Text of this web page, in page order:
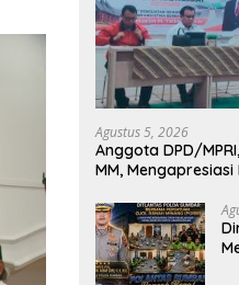
Agustus 5, 2026
Anggota DPD/
MM,
Bencana